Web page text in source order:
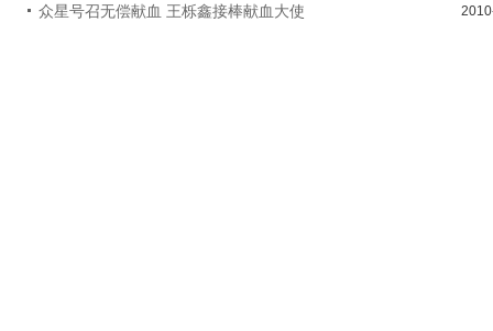
众星号召无偿献血 王栎鑫接棒献血大使